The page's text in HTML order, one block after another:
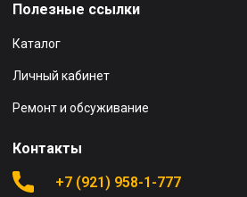
Полезные ссылки
Каталог
Личный кабинет
Ремонт и обсуживание
Контакты
+7 (921) 958-1-777